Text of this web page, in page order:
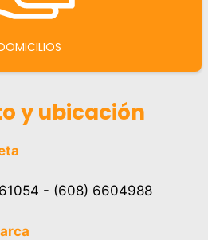
y ubicación
- (608) 6604988